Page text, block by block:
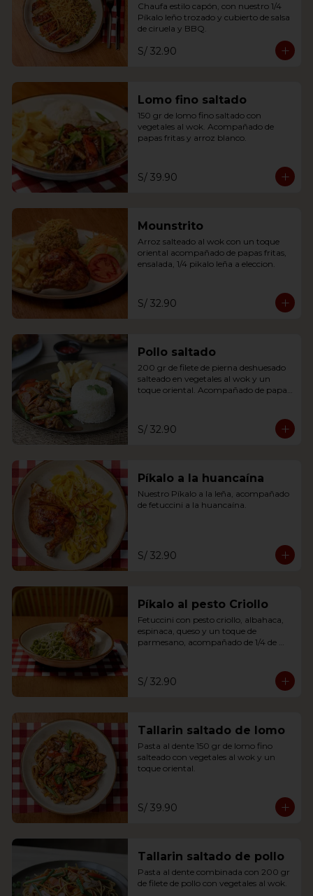
Chaufa estilo capón, con nuestro 1/4
Píkalo leño trozado y cubierto de salsa
de ciruela y BBQ.
S/ 32.90
Lomo fino saltado
150 gr de lomo fino saltado con
vegetales al wok. Acompañado de
papas fritas y arroz blanco.
S/ 39.90
Mounstrito
Arroz salteado al wok con un toque
oriental acompañado de papas fritas,
ensalada, 1/4 pikalo leña a eleccion.
S/ 32.90
Pollo saltado
200 gr de filete de pierna deshuesado
salteado en vegetales al wok y un
toque oriental. Acompañado de papas
S/ 32.90
Píkalo a la huancaína
Nuestro Píkalo a la leña, acompañado
de fetuccini a la huancaína.
S/ 32.90
Píkalo al pesto Criollo
Fetuccini con pesto criollo, albahaca,
espinaca, queso y un toque de
parmesano, acompañado de 1/4 de
S/ 32.90
Tallarin saltado de lomo
Pasta al dente 150 gr de lomo fino
salteado con vegetales al wok y un
toque oriental.
S/ 39.90
Tallarin saltado de pollo
Pasta al dente combinada con 200 gr
de filete de pollo con vegetales al wok.